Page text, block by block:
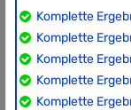
Komplette
Komplette
Komplette
Komplette
Komplette